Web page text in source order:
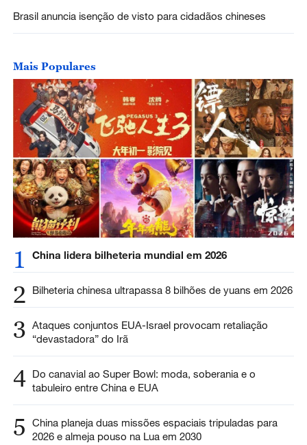
Brasil anuncia isenção de visto para cidadãos chineses
Mais Populares
1 China lidera bilheteria mundial em 2026
2 Bilheteria chinesa ultrapassa 8 bilhões de yuans em 2026
3 Ataques conjuntos EUA-Israel provocam retaliação
“devastadora” do Irã
4 Do canavial ao Super Bowl: moda, soberania e o
tabuleiro entre China e EUA
5
China planeja duas missões espaciais tripuladas para
2026 e almeja pouso na Lua em 2030